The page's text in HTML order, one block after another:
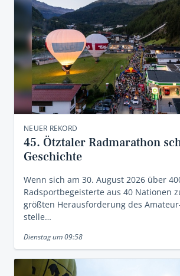
NEUER REKORD
45. Ötztaler Radmarathon
Geschichte
Wenn sich am 30. August 2026 über
Radsportbegeisterte aus 40 Nationen
größten Herausforderung des
stelle…
Dienstag um 09:58